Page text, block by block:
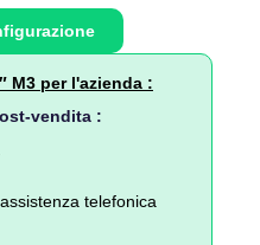
M3 per l'azienda :
vendita :
assistenza telefonica